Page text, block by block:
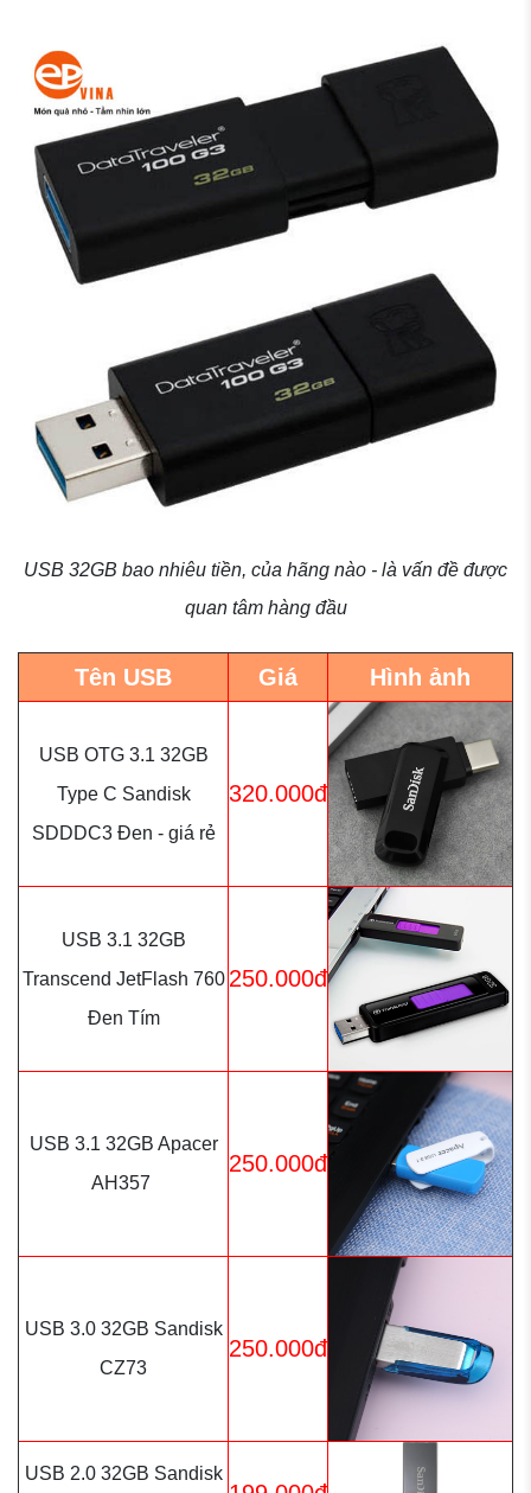
USB 32GB bao nhiêu tiền, của hãng nào - là vấn đề được
quan tâm hàng đầu
Tên USB Giá Hình ảnh
USB OTG 3.1 32GB
Type C Sandisk
SDDDC3 Đen - giá rẻ
320.000đ
USB 3.1 32GB
Transcend JetFlash 760
Đen Tím
250.000đ
USB 3.1 32GB Apacer
AH357
250.000đ
USB 3.0 32GB Sandisk
CZ73
250.000đ
USB 2.0 32GB Sandisk